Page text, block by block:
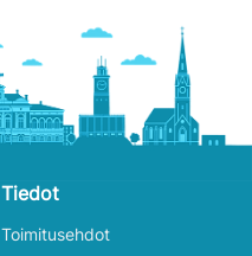
Tiedot
Toimitusehdot